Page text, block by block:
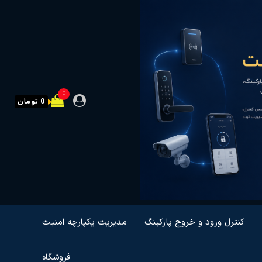
0
0 تومان
مدیریت یکپارچه امنیت کنترل ورود و خروج پارکینگ
فروشگاه